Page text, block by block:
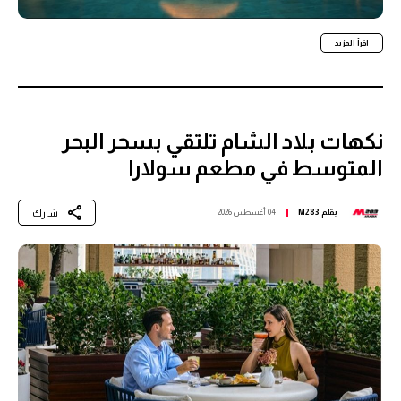
اقرأ المزيد
نكهات بلاد الشام تلتقي بسحر البحر
المتوسط في مطعم سولارا
بقلم M283 04 أغسطس 2026 شارك